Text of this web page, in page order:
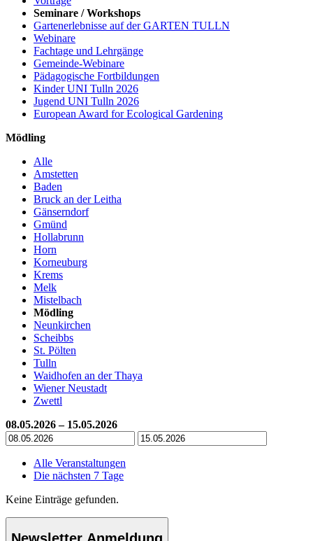
Seminare / Workshops
Gartenerlebnisse auf der GARTEN TULLN
Webinare
Fachtage und Lehrgänge
Gemeinde-Webinare
Pädagogische Fortbildungen
Kinder UNI Tulln 2026
Jugend UNI Tulln 2026
European Award for Ecological Gardening
Mödling
Alle
Amstetten
Baden
Bruck an der Leitha
Gänserndorf
Gmünd
Hollabrunn
Horn
Korneuburg
Krems
Melk
Mistelbach
Mödling
Neunkirchen
Scheibbs
St. Pölten
Tulln
Waidhofen an der Thaya
Wiener Neustadt
Zwettl
08.05.2026 – 15.05.2026
Alle Veranstaltungen
Die nächsten 7 Tage
Keine Einträge gefunden.